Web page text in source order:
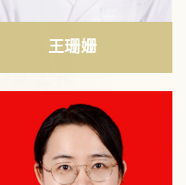
王珊姗